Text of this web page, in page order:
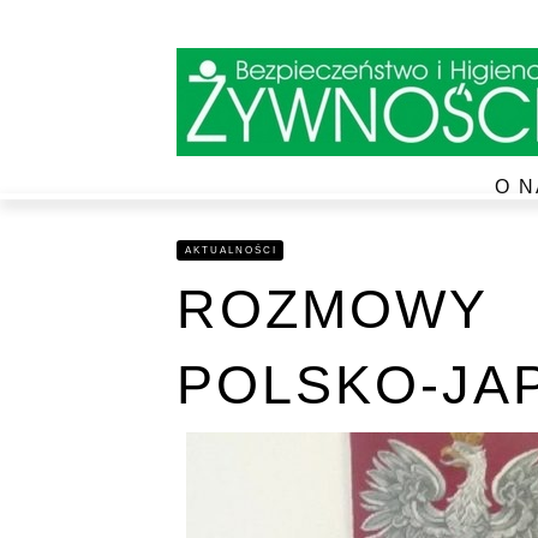
O
AKTUALNOŚCI
ROZMOWY
POLSKO-